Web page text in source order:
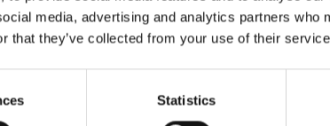
media, advertising and analytics partners who
that they’ve collected from your use of their
Statistics